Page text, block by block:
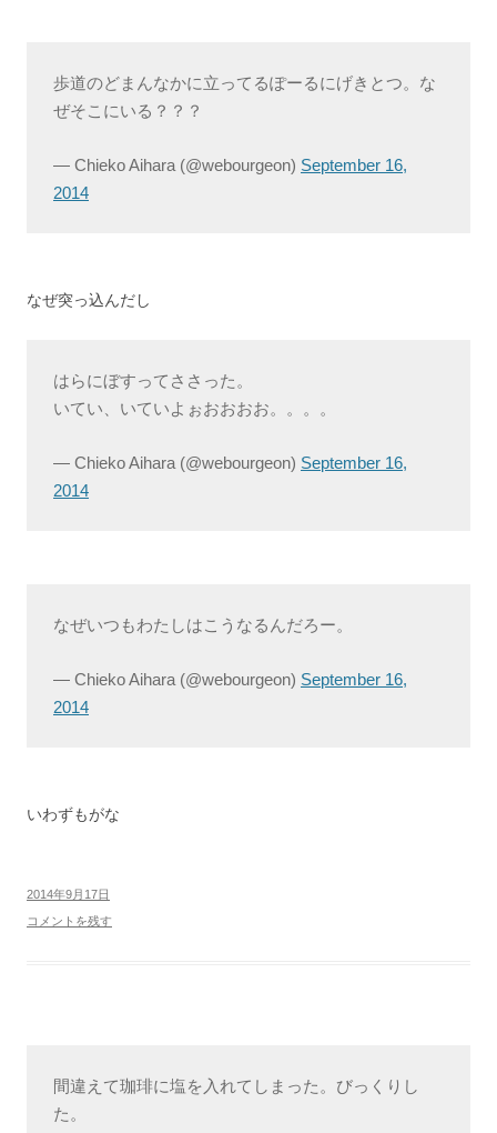
歩道のどまんなかに立ってるぽーるにげきとつ。な
ぜそこにいる？？？
— Chieko Aihara (@webourgeon) September 16,
2014
なぜ突っ込んだし
はらにぼすってささった。
いてい、いていよぉおおおお。。。。
— Chieko Aihara (@webourgeon) September 16,
2014
なぜいつもわたしはこうなるんだろー。
— Chieko Aihara (@webourgeon) September 16,
2014
いわずもがな
2014年9月17日
コメントを残す
間違えて珈琲に塩を入れてしまった。びっくりし
た。